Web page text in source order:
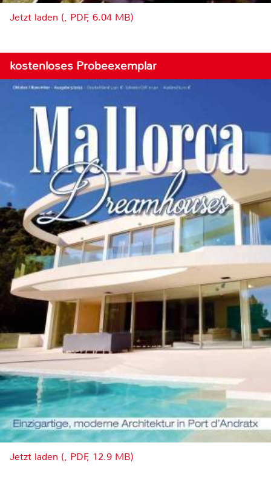
Jetzt laden (, PDF, 6.04 MB)
kostenloses Probeexemplar
Jetzt laden (, PDF, 12.9 MB)